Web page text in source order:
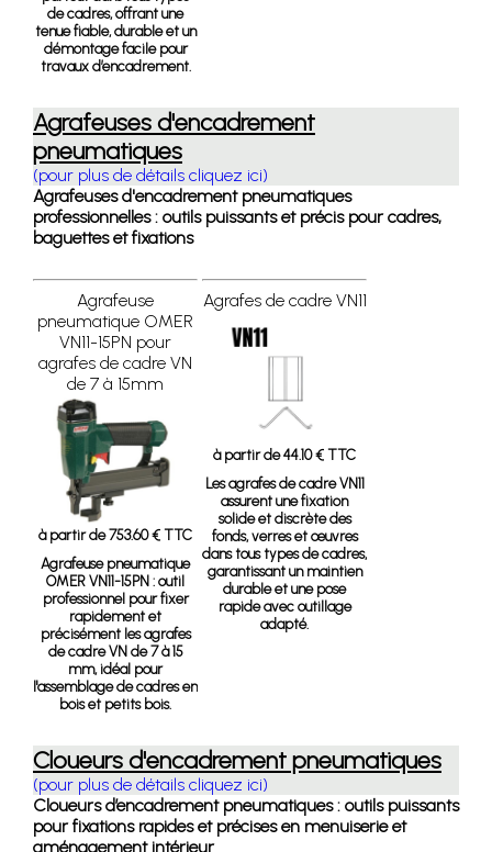
de cadres, offrant une
tenue fiable, durable et un
démontage facile pour
travaux d’encadrement.
Agrafeuses d'encadrement
pneumatiques
(pour plus de détails cliquez ici)
Agrafeuses d'encadrement pneumatiques
professionnelles : outils puissants et précis pour cadres,
baguettes et fixations
Agrafeuse
pneumatique OMER
VN11-15PN pour
agrafes de cadre VN
de 7 à 15mm
à partir de 753.60 € TTC
Agrafeuse pneumatique
OMER VN11-15PN :outil
professionnel pour fixer
rapidement et
précisément les agrafes
de cadre VN de 7 à 15
mm, idéal pour
l'assemblage de cadres en
bois et petits bois.
Agrafes de cadre VN11
à partir de 44.10 € TTC
Les agrafes de cadre VN11
assurent une fixation
solide et discrète des
fonds, verres et œuvres
dans tous types de cadres,
garantissant un maintien
durable et une pose
rapide avec outillage
adapté.
Cloueurs d'encadrement pneumatiques
(pour plus de détails cliquez ici)
Cloueurs d’encadrement pneumatiques : outils puissants
pour fixations rapides et précises en menuiserie et
aménagement intérieur